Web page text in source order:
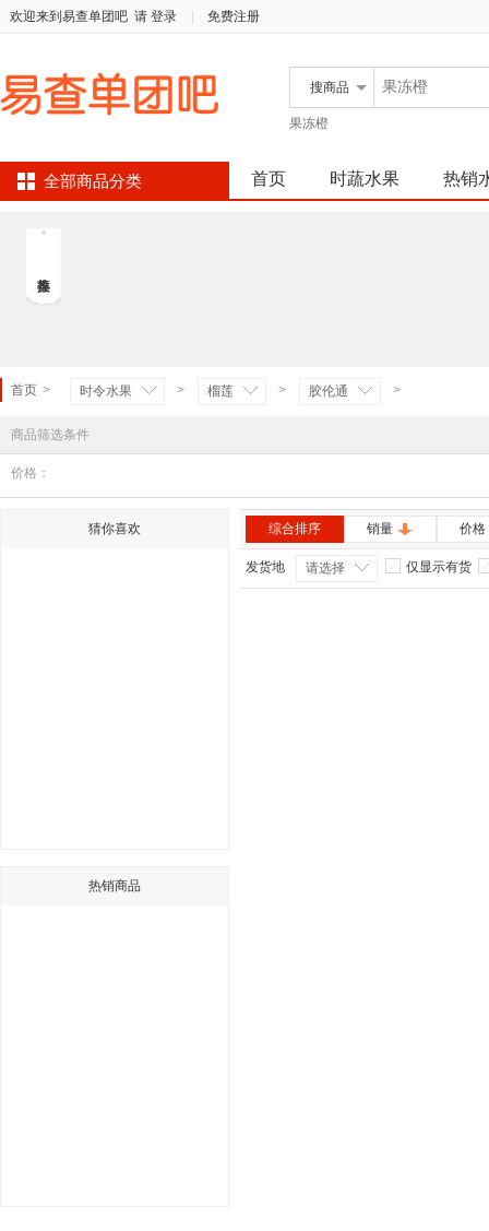
欢迎来到易查单团吧 请 登录 免费注册
搜商品
果冻橙
全部商品分类 首页 时蔬水果 热销
首页 > 时令水果 > 榴莲 > 胶伦通 >
商品筛选条件
价格：
猜你喜欢
热销商品
综合排序 销量 价格
发货地 请选择 仅显示有货